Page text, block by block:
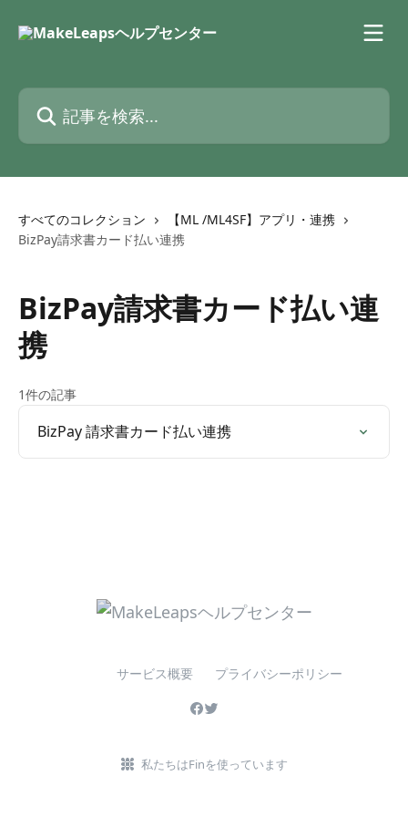
記事を検索...
すべてのコレクション
【ML /ML4SF】アプリ・連携
BizPay請求書カード払い連携
BizPay請求書カード払い連
携
1件の記事
BizPay 請求書カード払い連携
サービス概要 プライバシーポリシー
私たちはFinを使っています